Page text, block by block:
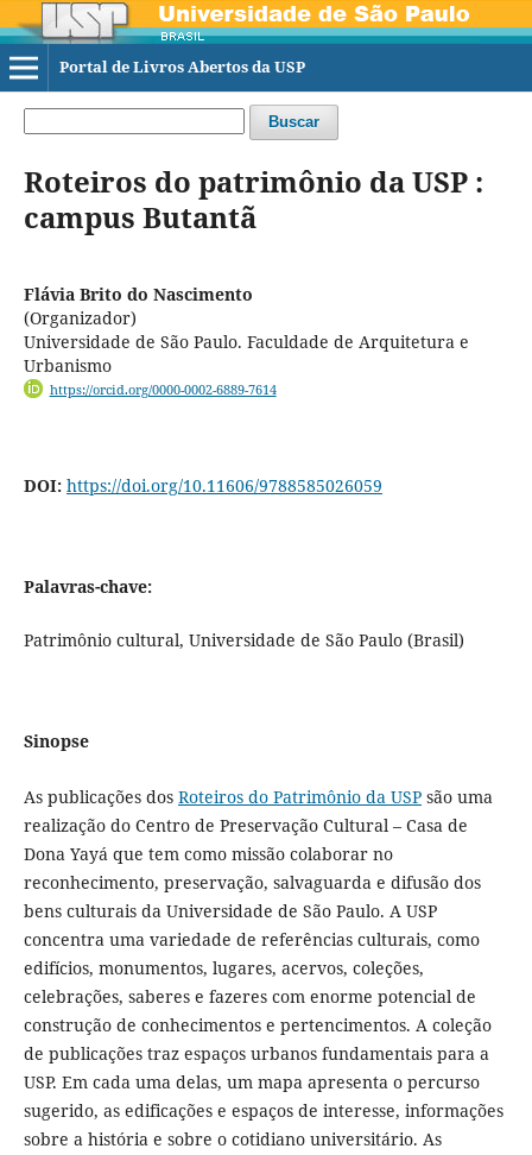
Portal de Livros Abertos da USP
Buscar
Roteiros do patrimônio da USP :
campus Butantã
Flávia Brito do Nascimento
(Organizador)
Universidade de São Paulo. Faculdade de Arquitetura e
Urbanismo
https://orcid.org/0000-0002-6889-7614
DOI: https://doi.org/10.11606/9788585026059
Palavras-chave:
Patrimônio cultural, Universidade de São Paulo (Brasil)
Sinopse
As publicações dos Roteiros do Patrimônio da USPsão uma
realização do Centro de Preservação Cultural – Casa de
Dona Yayá que tem como missão colaborar no
reconhecimento, preservação, salvaguarda e difusão dos
bens culturais da Universidade de São Paulo. A USP
concentra uma variedade de referências culturais, como
edifícios, monumentos, lugares, acervos, coleções,
celebrações, saberes e fazeres com enorme potencial de
construção de conhecimentos e pertencimentos. A coleção
de publicações traz espaços urbanos fundamentais para a
USP. Em cada uma delas, um mapa apresenta o percurso
sugerido, as edificações e espaços de interesse, informações
sobre a história e sobre o cotidiano universitário. As